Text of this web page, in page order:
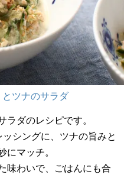
ツナのサラダ
ラダのレシピです。
シングに、ツナの旨みと
にマッチ。
味わいで、ごはんにも合